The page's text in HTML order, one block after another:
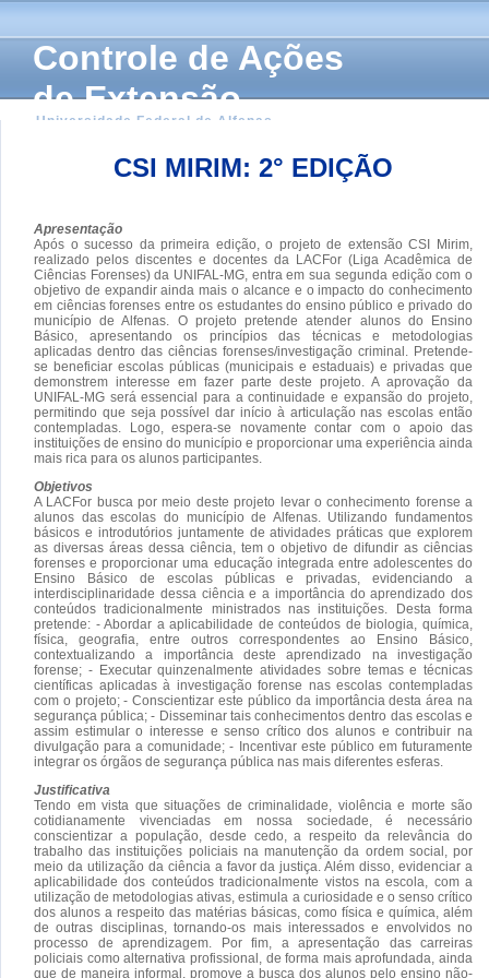
Controle de Ações
de Extensão
Universidade Federal de Alfenas
CSI MIRIM: 2° EDIÇÃO
Apresentação
Após o sucesso da primeira edição, o projeto de extensão CSI Mirim,
realizado pelos discentes e docentes da LACFor (Liga Acadêmica de
Ciências Forenses) da UNIFAL-MG, entra em sua segunda edição com o
objetivo de expandir ainda mais o alcance e o impacto do conhecimento
em ciências forenses entre os estudantes do ensino público e privado do
município de Alfenas. O projeto pretende atender alunos do Ensino
Básico, apresentando os princípios das técnicas e metodologias
aplicadas dentro das ciências forenses/investigação criminal. Pretende-
se beneficiar escolas públicas (municipais e estaduais) e privadas que
demonstrem interesse em fazer parte deste projeto. A aprovação da
UNIFAL-MG será essencial para a continuidade e expansão do projeto,
permitindo que seja possível dar início à articulação nas escolas então
contempladas. Logo, espera-se novamente contar com o apoio das
instituições de ensino do município e proporcionar uma experiência ainda
mais rica para os alunos participantes.
Objetivos
A LACFor busca por meio deste projeto levar o conhecimento forense a
alunos das escolas do município de Alfenas. Utilizando fundamentos
básicos e introdutórios juntamente de atividades práticas que explorem
as diversas áreas dessa ciência, tem o objetivo de difundir as ciências
forenses e proporcionar uma educação integrada entre adolescentes do
Ensino Básico de escolas públicas e privadas, evidenciando a
interdisciplinaridade dessa ciência e a importância do aprendizado dos
conteúdos tradicionalmente ministrados nas instituições. Desta forma
pretende: - Abordar a aplicabilidade de conteúdos de biologia, química,
física, geografia, entre outros correspondentes ao Ensino Básico,
contextualizando a importância deste aprendizado na investigação
forense; - Executar quinzenalmente atividades sobre temas e técnicas
científicas aplicadas à investigação forense nas escolas contempladas
com o projeto; - Conscientizar este público da importância desta área na
segurança pública; - Disseminar tais conhecimentos dentro das escolas e
assim estimular o interesse e senso crítico dos alunos e contribuir na
divulgação para a comunidade; - Incentivar este público em futuramente
integrar os órgãos de segurança pública nas mais diferentes esferas.
Justificativa
Tendo em vista que situações de criminalidade, violência e morte são
cotidianamente vivenciadas em nossa sociedade, é necessário
conscientizar a população, desde cedo, a respeito da relevância do
trabalho das instituições policiais na manutenção da ordem social, por
meio da utilização da ciência a favor da justiça. Além disso, evidenciar a
aplicabilidade dos conteúdos tradicionalmente vistos na escola, com a
utilização de metodologias ativas, estimula a curiosidade e o senso crítico
dos alunos a respeito das matérias básicas, como física e química, além
de outras disciplinas, tornando-os mais interessados e envolvidos no
processo de aprendizagem. Por fim, a apresentação das carreiras
policiais como alternativa profissional, de forma mais aprofundada, ainda
que de maneira informal, promove a busca dos alunos pelo ensino não-